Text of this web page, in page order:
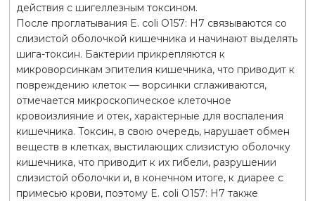
действия с шигеллезным токсином.
После проглатывания E. coli O157: H7 связываются со
слизистой оболочкой кишечника и начинают выделять
шига-токсин. Бактерии прикрепляются к
микроворсинкам эпителия кишечника, что приводит к
повреждению клеток — ворсинки сглаживаются,
отмечается микроскопическое клеточное
кровоизлияние и отек, характерные для воспаления
кишечника. Токсин, в свою очередь, нарушает обмен
веществ в клетках, выстилающих слизистую оболочку
кишечника, что приводит к их гибели, разрушении
слизистой оболочки и, в конечном итоге, к диарее с
примесью крови, поэтому E. coli O157: H7 также